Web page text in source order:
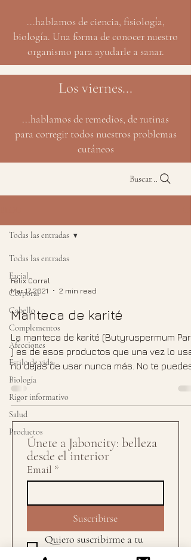
...hablamos de ciencia, fisiología,
biología. Una forma de conocer nuestro
organismo para ayudarle a sanar.
Los viernes...
...hablamos de remedios, de rutinas
para corregir todos nuestros problemas
cutáneos
Buscar...
Todas las entradas
Facial
Corporal
Cabello
Complementos
Afecciones
Estilo de vida
Biología
Rigor informativo
Salud
Productos
Todas las entradas
Félix Corral
Mar 17, 2021
2 min read
Manteca de karité
La manteca de karité (Butyruspermum
) es de esos productos que una vez lo
no dejas de usar nunca más. No te puedes
hacer una...
Únete a Jaboncity: belleza
desde el interior
Email *
Suscribirse
Quiero suscribirme a tu
lista de correo.